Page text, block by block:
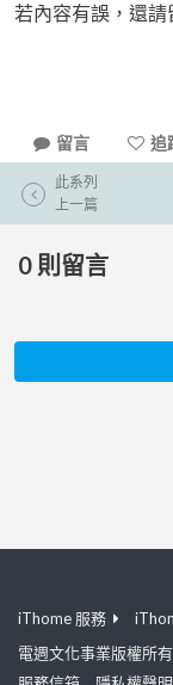
若內容有誤，還
留言 追
此系列
上一篇
0 則留言
iThome 服務
電週文化事業版權所